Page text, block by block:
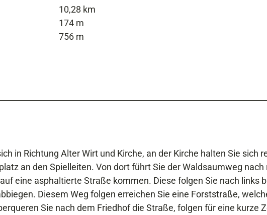
10,28 km
174 m
756 m
in Richtung Alter Wirt und Kirche, an der Kirche halten Sie sich
an den Spielleiten. Von dort führt Sie der Waldsaumweg nach
eine asphaltierte Straße kommen. Diese folgen Sie nach links
Diesem Weg folgen erreichen Sie eine Forststraße,
Sie nach dem Friedhof die Straße, folgen für eine kurze